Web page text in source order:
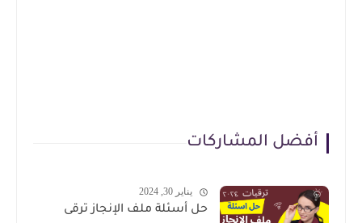
أفضل المشاركات
يناير 30, 2024
حل أسئلة ملف الإنجاز ترقى